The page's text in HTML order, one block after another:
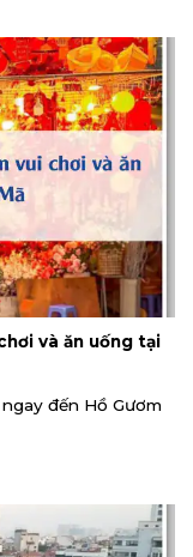
và ăn uống tại
đến Hồ Gươm